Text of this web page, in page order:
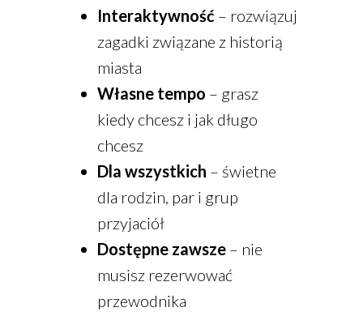
Interaktywność – rozwiązuj
zagadki związane z historią
miasta
Własne tempo – grasz
kiedy chcesz i jak długo
chcesz
Dla wszystkich – świetne
dla rodzin, par i grup
przyjaciół
Dostępne zawsze – nie
musisz rezerwować
przewodnika